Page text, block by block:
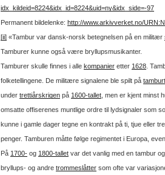
idx_kildeid=8224&idx_id=8224&uid=ny&idx_side=-97
Permanent bildelenke: http://www.arkivverket.no/
[ii]«Tambur var dansk-norsk betegnelsen på en militær
Tamburer kunne også være bryllupsmusikanter.
Tamburer skulle finnes i alle kompanieretter 1628.
folketellingene. De militære signalene ble spilt på
under trettiårskrigenpå 1600-tallet, men er kjent minst
omsatte offiserenes muntlige ordre til lydsignaler som
kunne i gamle dager tegne en kontrakt på ti, tjue eller
penger. Tamburen måtte følge regimentet i Europa,
På 1700-og 1800-talletvar det vanlig med en tambur
bryllups- og andre trommeslåttersom ofte var